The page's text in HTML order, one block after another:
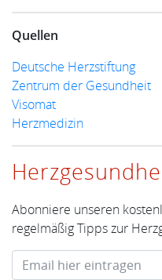
Quellen
Deutsche Herzstiftung
Zentrum der Gesundheit
Visomat
Herzmedizin
Abonniere unseren
regelmäßig Tipps zur